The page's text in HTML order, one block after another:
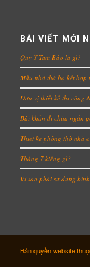
BÀI VIẾT MỚI
Quy Y Tam Bảo là gì?
Mẫu nhà thờ họ kết
Đơn vị thiết kế thi công
Bài khấn đi chùa ngắn
Thiết kế phòng thờ nhà
Tháng 7 kiêng gì?
Vì sao phải sử dụng
Bản quyền website